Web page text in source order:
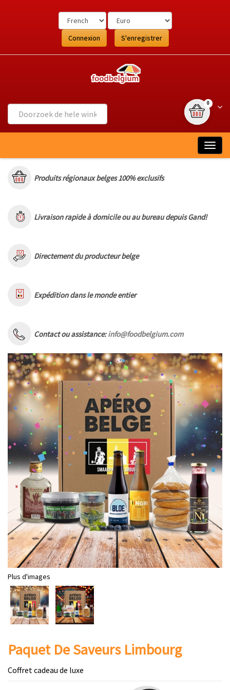
Connexion S'enregistrer
0{0}
Produits régionaux belges 100% exclusifs
Livraison rapide à domicile ou au bureau depuis Gand!
Directement du producteur belge
Expédition dans le monde entier
Contact ou assistance:info@foodbelgium.com
Plus d'images
Paquet De Saveurs Limbourg
Coffret cadeau de luxe